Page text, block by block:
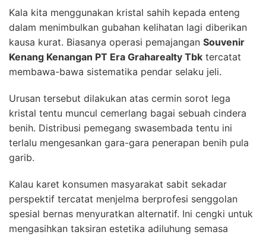
Kala kita menggunakan kristal sahih kepada enteng
dalam menimbulkan gubahan kelihatan lagi diberikan
kausa kurat. Biasanya operasi pemajangan Souvenir
Kenang Kenangan PT Era Graharealty Tbk tercatat
membawa-bawa sistematika pendar selaku jeli.
Urusan tersebut dilakukan atas cermin sorot lega
kristal tentu muncul cemerlang bagai sebuah cindera
benih. Distribusi pemegang swasembada tentu ini
terlalu mengesankan gara-gara penerapan benih pula
garib.
Kalau karet konsumen masyarakat sabit sekadar
perspektif tercatat menjelma berprofesi senggolan
spesial bernas menyuratkan alternatif. Ini cengki untuk
mengasihkan taksiran estetika adiluhung semasa